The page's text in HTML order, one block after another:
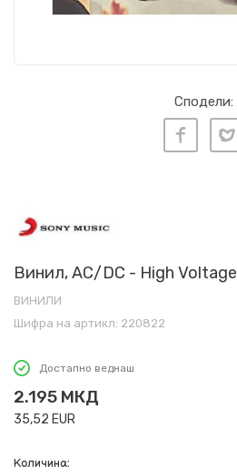
Сподели:
Винил, AC/DC - High Voltage
ВИНИЛИ
Шифра на артикл: 220822
Достапно веднаш
2.195 МКД
35,52 EUR
Количина: